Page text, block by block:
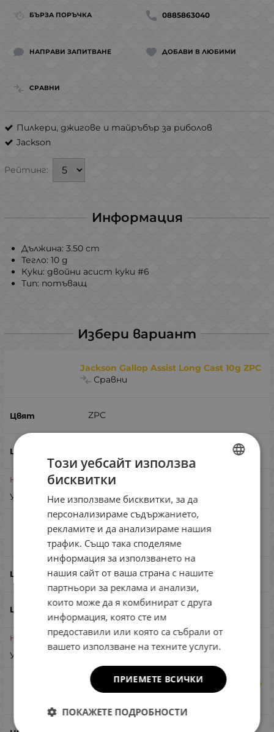
БЪРЗА ПОРЪЧКА 0885863040
НАПРАВИ ЗАПИТВАНЕ ДОБАВИ В ЛЮБИМИ
СРАВНИ
Пилкери, джигове и тайръбър за риболов
Jackson
Рейтинг:
Информация
Дължина: 3.50 cm
Тегло: 10 g
Куки: двойни асист куки #6
Тип: потъващ
Избери вариант
Jackson Gallop Assist Long Cast 10g ZPC
Сравни
ZPC
Неналичен
Уведоми ме при наличност
Jackson Gallop Assist Long Cast 10g ZLC
ZLC
Неналичен
Уведоми ме при наличност
Jackson Gallop Assist Long Cast 10g ZGP
Сравни
Този уебсайт използва
бисквитки
Ние използваме бисквитки, за да
персонализираме съдържанието,
рекламите и да анализираме нашия
трафик. Също така споделяме
информация за използването на
нашия сайт от ваша страна с нашите
партньори за реклама и анализи,
които може да я комбинират с друга
информация, която сте им
предоставили или която са събрали от
вашето използване на техните услуги.
ПРИЕМЕТЕ ВСИЧКИ
ПОКАЖЕТЕ ПОДРОБНОСТИ